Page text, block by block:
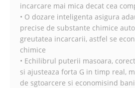
incarcare mai mica decat cea
• O dozare inteligenta asigura
precise de substante chimice
greutatea incarcarii, astfel se
chimice
• Echilibrul puterii masoara,
si ajusteaza forta G in timp real,
de sgtoarcere si economisind